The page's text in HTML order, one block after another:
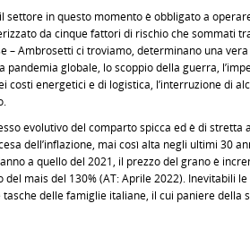
settore in questo momento è obbligato a
da cinque fattori di rischio che sommati
– Ambrosetti ci troviamo, determinano una
pandemia globale, lo scoppio della guerra,
costi energetici e di logistica, l’interruzione di
evolutivo del comparto spicca ed è di stretta
dell’inflazione, mai così alta negli ultimi 30
a quello del 2021, il prezzo del grano è
del mais del 130% (AT: Aprile 2022). Inevitabili le
delle famiglie italiane, il cui paniere della